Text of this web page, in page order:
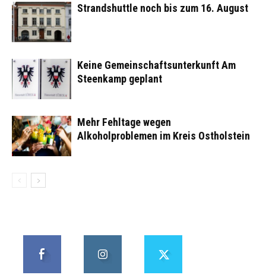
Strandshuttle noch bis zum 16. August
Keine Gemeinschaftsunterkunft Am
Steenkamp geplant
Mehr Fehltage wegen
Alkoholproblemen im Kreis Ostholstein